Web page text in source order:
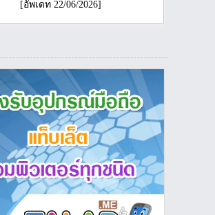
[อัพเดท 22/06/2026]